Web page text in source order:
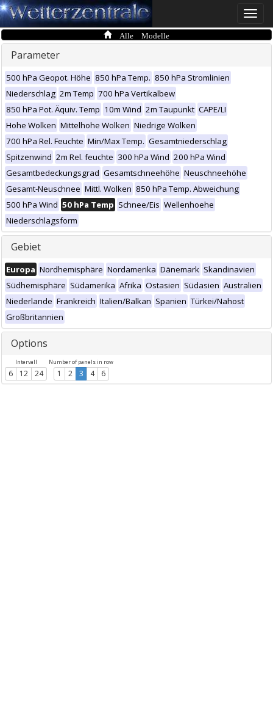
Toggle
Alle Modelle
Parameter
500 hPa Geopot. Höhe 850 hPa Temp. 850 hPa Stromlinien
Niederschlag 2m Temp 700 hPa Vertikalbew
850 hPa Pot. Äquiv. Temp 10m Wind 2m Taupunkt CAPE/LI
Hohe Wolken Mittelhohe Wolken Niedrige Wolken
700 hPa Rel. Feuchte Min/Max Temp. Gesamtniederschlag
Spitzenwind 2m Rel. feuchte 300 hPa Wind 200 hPa Wind
Gesamtbedeckungsgrad Gesamtschneehöhe Neuschneehöhe
Gesamt-Neuschnee Mittl. Wolken 850 hPa Temp. Abweichung
500 hPa Wind 50 hPa Temp Schnee/Eis Wellenhoehe
Niederschlagsform
Gebiet
Europa Nordhemisphäre Nordamerika Dänemark Skandinavien
Südhemisphäre Südamerika Afrika Ostasien Südasien Australien
Niederlande Frankreich Italien/Balkan Spanien Türkei/Nahost
Großbritannien
Options
Intervall
6 12 24
Number of panels in row
1 2 3 4 6